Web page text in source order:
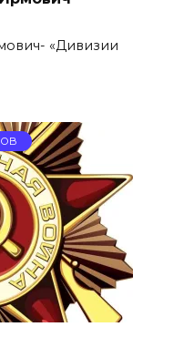
«Дивизии